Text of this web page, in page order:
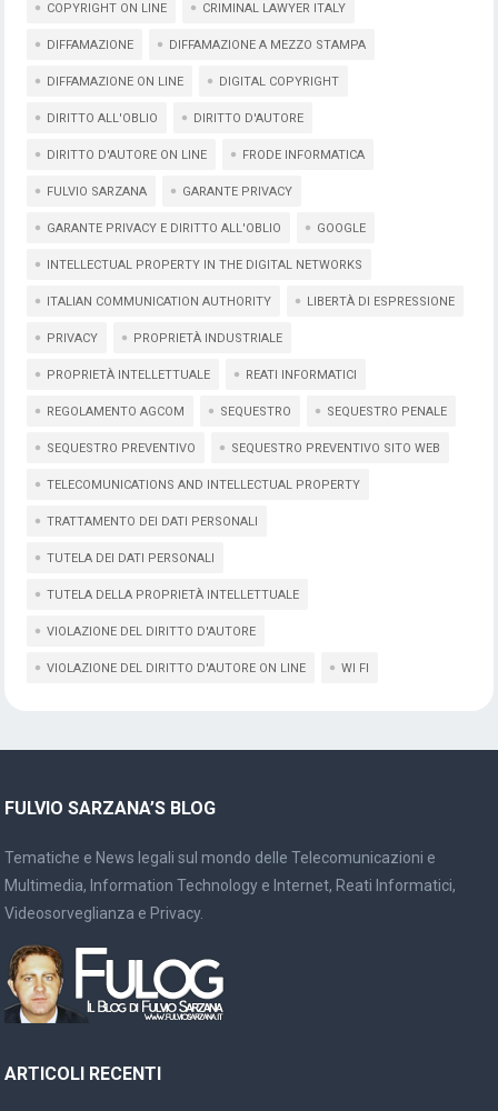
COPYRIGHT ON LINE CRIMINAL LAWYER ITALY
DIFFAMAZIONE DIFFAMAZIONE A MEZZO STAMPA
DIFFAMAZIONE ON LINE DIGITAL COPYRIGHT
DIRITTO ALL'OBLIO DIRITTO D'AUTORE
DIRITTO D'AUTORE ON LINE FRODE INFORMATICA
FULVIO SARZANA GARANTE PRIVACY
GARANTE PRIVACY E DIRITTO ALL'OBLIO GOOGLE
INTELLECTUAL PROPERTY IN THE DIGITAL NETWORKS
ITALIAN COMMUNICATION AUTHORITY LIBERTÀ DI ESPRESSIONE
PRIVACY PROPRIETÀ INDUSTRIALE
PROPRIETÀ INTELLETTUALE REATI INFORMATICI
REGOLAMENTO AGCOM SEQUESTRO SEQUESTRO PENALE
SEQUESTRO PREVENTIVO SEQUESTRO PREVENTIVO SITO WEB
TELECOMUNICATIONS AND INTELLECTUAL PROPERTY
TRATTAMENTO DEI DATI PERSONALI
TUTELA DEI DATI PERSONALI
TUTELA DELLA PROPRIETÀ INTELLETTUALE
VIOLAZIONE DEL DIRITTO D'AUTORE
VIOLAZIONE DEL DIRITTO D'AUTORE ON LINE WI FI
FULVIO SARZANA’S BLOG
Tematiche e News legali sul mondo delle Telecomunicazioni e
Multimedia, Information Technology e Internet, Reati Informatici,
Videosorveglianza e Privacy.
ARTICOLI RECENTI